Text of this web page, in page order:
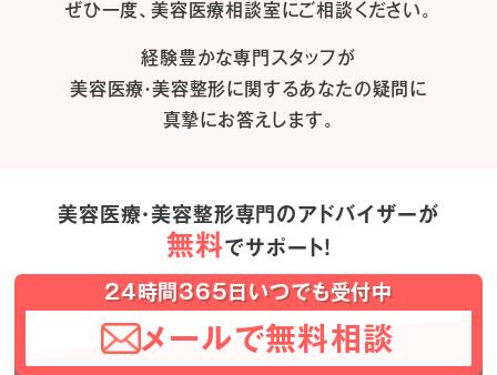
ぜひ一度、美容医療相談室にご相談ください。
経験豊かな専門スタッフが
美容医療・美容整形に関するあなたの疑問に
真摯にお答えします。
美容医療・美容整形専門のアドバイザーが
無料でサポート！
24時間365日いつでも受付中
メールで無料相談